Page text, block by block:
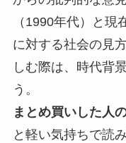
（1990年代）と
に対する社会の見
しむ際は、時代背
う。
まとめ買いした人
と軽い気持ちで読